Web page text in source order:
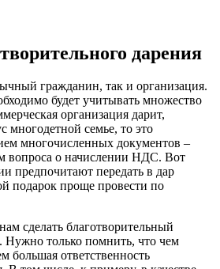
дарения
гражданин, так и организация.
будет учитывать множество
организация дарит,
многодетной семье, то это
многочисленных документов –
вопроса о начислении НДС. Вот
предпочитают передать в дар
подарок проще провести по
сделать благотворительный
Нужно только помнить, что чем
большая ответственность